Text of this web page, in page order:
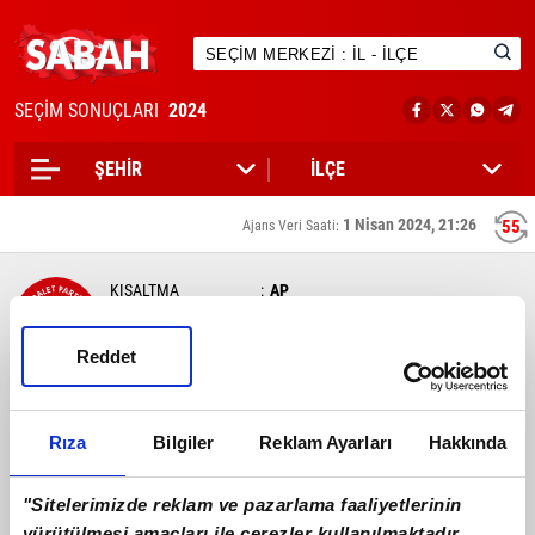
Rıza Bilgiler Reklam Ayarları Hakkında
"Sitelerimizde reklam ve pazarlama faaliyetlerinin
Reddet
SEÇİM SONUÇLARI 2024
55
Ajans Veri Saati: 1 Nisan 2024, 21:26
KISALTMA
AP
GENEL BAŞKAN
KURULUŞ TARİHİ
AP
TÜRKİYE GENELİ OY ORANI %0,01
Kazandığı Büyükşehir Sayısı
0
Kazandığı Toplam İl Sayısı
0